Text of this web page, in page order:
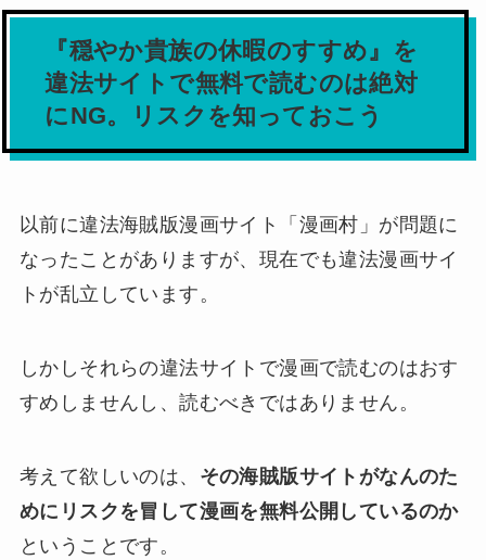
『穏やか貴族の休暇のすすめ』を
違法サイトで無料で読むのは絶対
にNG。リスクを知っておこう
以前に違法海賊版漫画サイト「漫画村」が問題に
なったことがありますが、現在でも違法漫画サイ
トが乱立しています。
しかしそれらの違法サイトで漫画で読むのはおす
すめしませんし、読むべきではありません。
考えて欲しいのは、 その海賊版サイトがなんのた
めにリスクを冒して漫画を無料公開しているのか
ということです。